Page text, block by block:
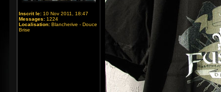
Inscrit le: 10 Nov 2011, 18:47
Messages: 1224
Localisation: Blancherive - Douce
Brise